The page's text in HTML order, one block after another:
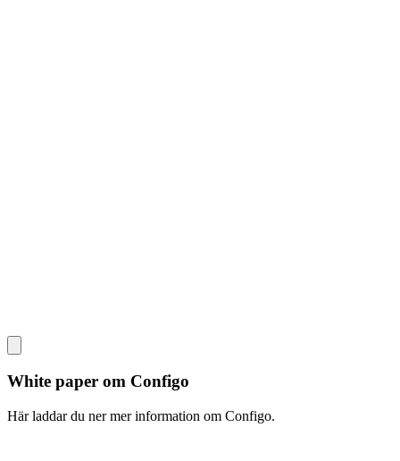
White paper om Configo
Här laddar du ner mer information om Configo.